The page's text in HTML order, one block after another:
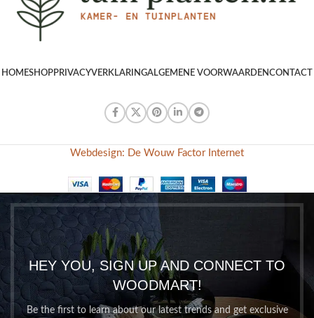
HOMESHOPPRIVACYVERKLARINGALGEMENE VOORWAARDENCONTACT
Webdesign: De Wouw Factor Internet
HEY YOU, SIGN UP AND CONNECT TO
WOODMART!
Be the first to learn about our latest trends and get exclusive